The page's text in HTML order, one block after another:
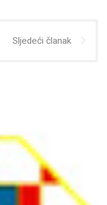
Sljedeći članak